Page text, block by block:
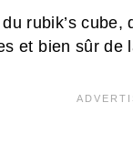
rubik’s
et bien sûr de